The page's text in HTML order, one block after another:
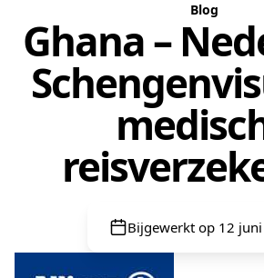
Blog
Ghana –
Bijgewerkt op 12